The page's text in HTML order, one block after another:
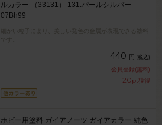
ルカラー （33131） 131.パールシルバー
07Bh99_
細かい粒子により、美しい発色の金属が表現できる塗料
440 円 (税込)
会員登録(無料)
20pt獲得
ホビー用塗料 ガイアノーツ ガイアカラー 純色